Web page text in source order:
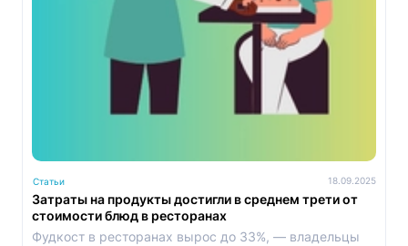
Статьи 18.09.2025
Затраты на продукты достигли в среднем трети от
стоимости блюд в ресторанах
Фудкост в ресторанах вырос до 33%, — владельцы